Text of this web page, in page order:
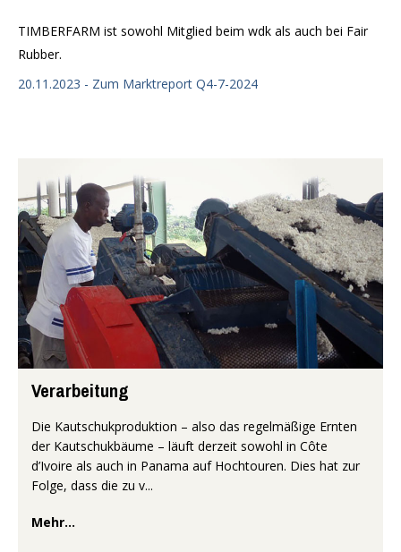
TIMBERFARM ist sowohl Mitglied beim wdk als auch bei Fair
Rubber.
20.11.2023 - Zum Marktreport Q4-7-2024
Verarbeitung
Die Kautschukproduktion – also das regelmäßige Ernten
der Kautschukbäume – läuft derzeit sowohl in Côte
d’Ivoire als auch in Panama auf Hochtouren. Dies hat zur
Folge, dass die zu v...
Mehr...